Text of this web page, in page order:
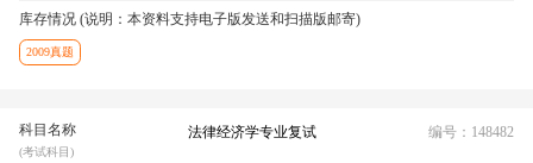
库存情况 (说明：本资料支持电子版发送和扫描版邮寄)
2009真题
科目名称
(考试科目)
法律经济学专业复试 编号：148482